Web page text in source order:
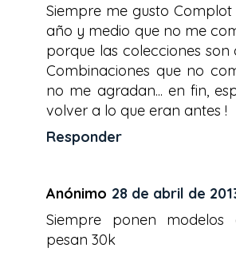
Siempre me gusto
año y medio que no me
porque las colecciones son
Combinaciones que no
no me agradan... en fin,
volver a lo que eran antes !
Responder
Anónimo 28 de abril de
Siempre ponen
pesan 30k